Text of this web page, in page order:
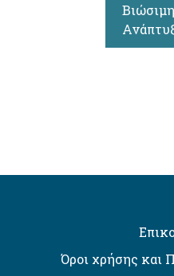
Βιώσιμη
Όροι χρήσης και